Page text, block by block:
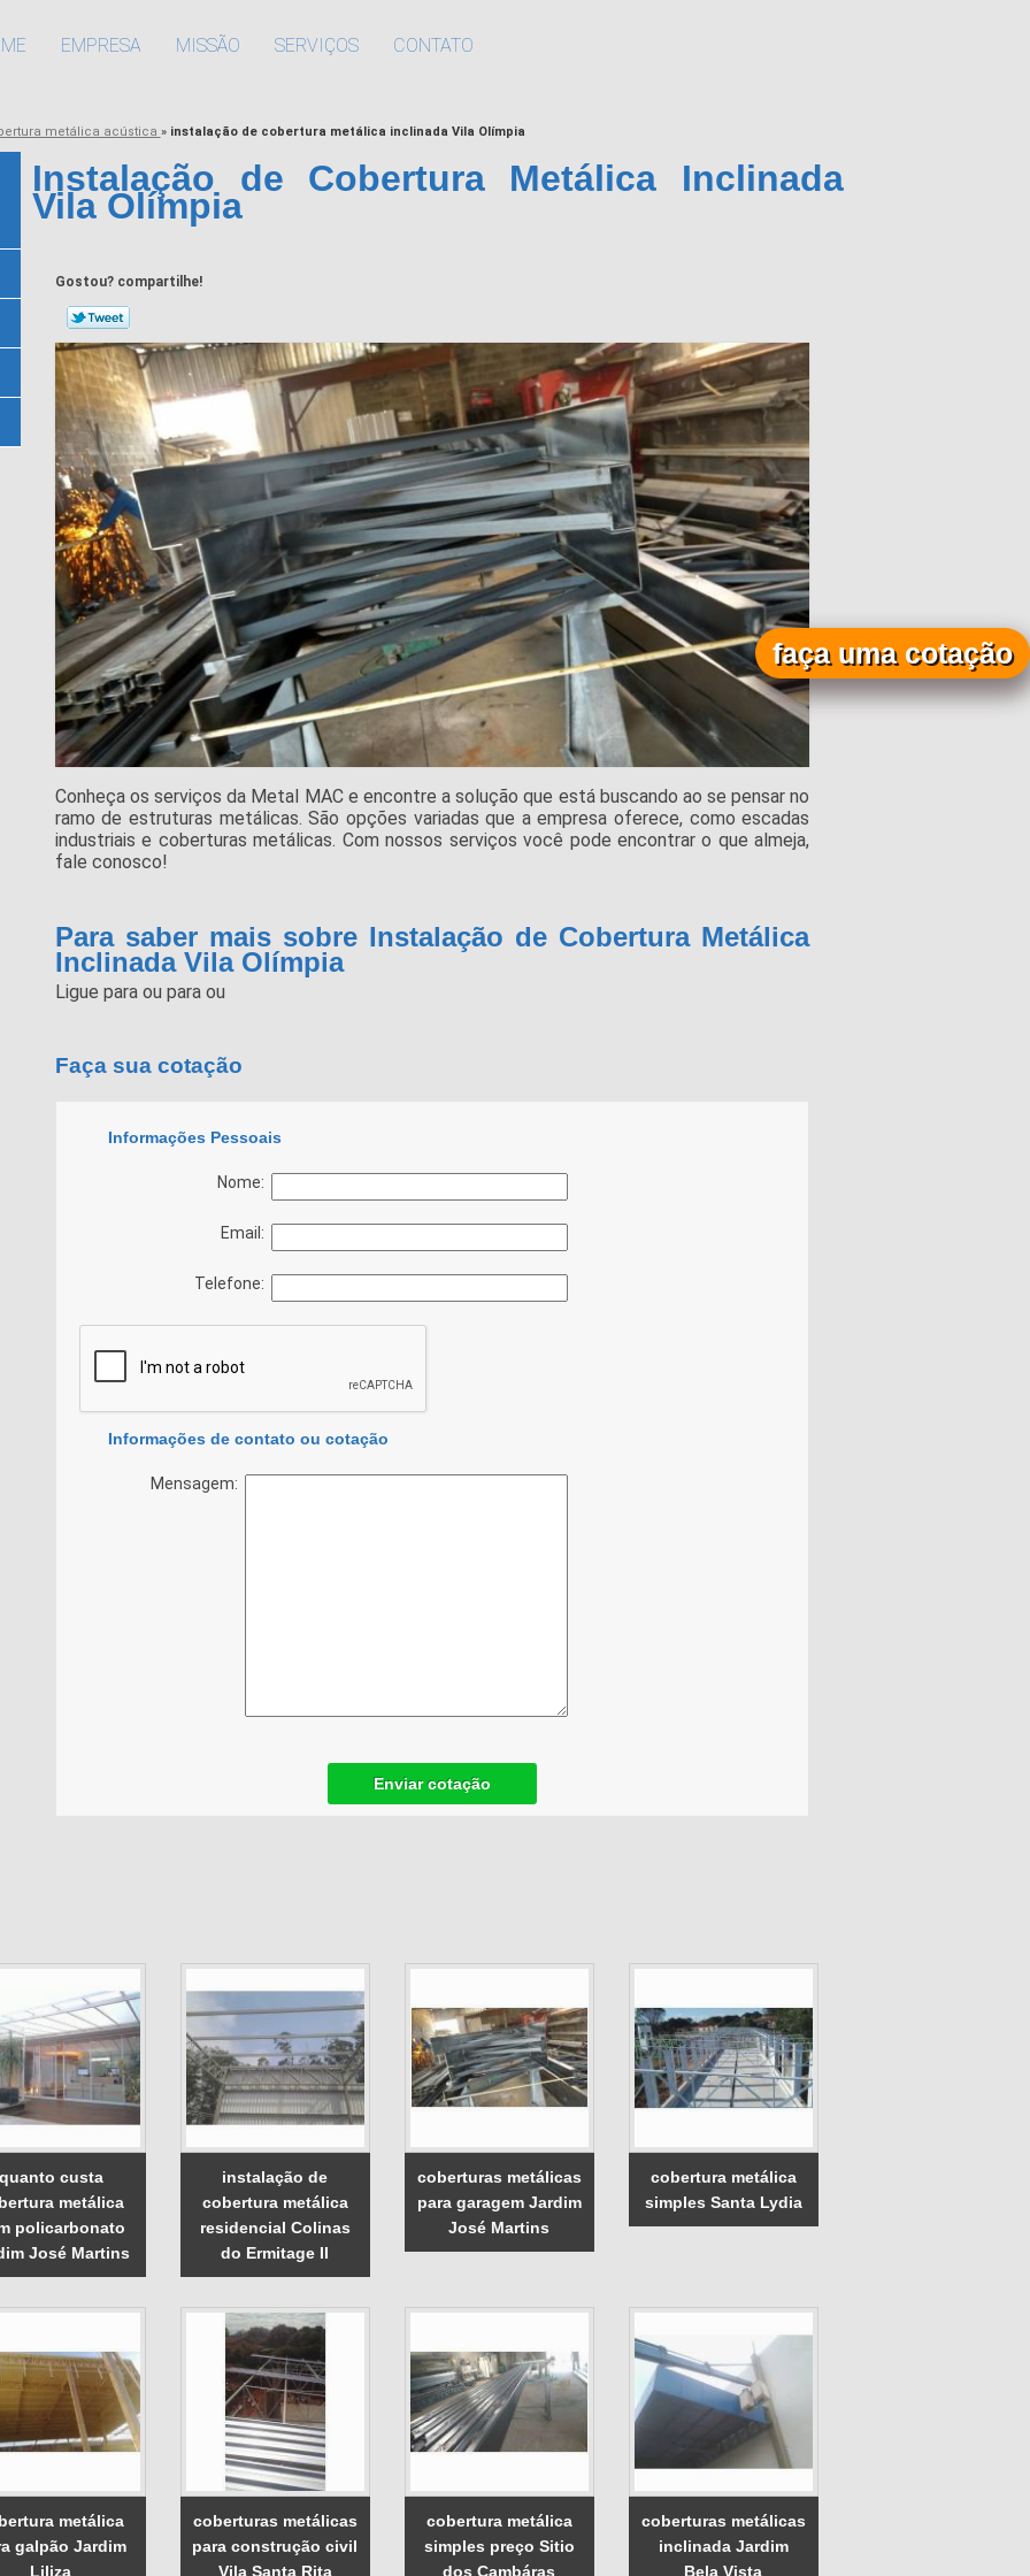
EMPRESA MISSÃO SERVIÇOS CONTATO
metálica acústica » instalação de cobertura metálica inclinada Vila Olímpia
Instalação de Cobertura Metálica Inclinada
Vila Olímpia
Gostou? compartilhe!
Conheça os serviços da Metal MAC e encontre a solução que está buscando ao se pensar no
ramo de estruturas metálicas. São opções variadas que a empresa oferece, como escadas
industriais e coberturas metálicas. Com nossos serviços você pode encontrar o que almeja,
fale conosco!
Para saber mais sobre Instalação de Cobertura Metálica
Inclinada Vila Olímpia
Ligue para ou para ou
faça uma cotação
Faça sua cotação
Informações Pessoais
Nome:
Email:
Telefone:
Informações de contato ou cotação
Mensagem:
Enviar cotação
quanto custa
metálica
policarbonato
José Martins
instalação de
cobertura metálica
residencial Colinas
do Ermitage II
coberturas metálicas
para garagem Jardim
José Martins
cobertura metálica
simples Santa Lydia
metálica
galpão Jardim
Liliza
coberturas metálicas
para construção civil
Vila Santa Rita
cobertura metálica
simples preço Sitio
dos Cambáras
coberturas metálicas
inclinada Jardim
Bela Vista